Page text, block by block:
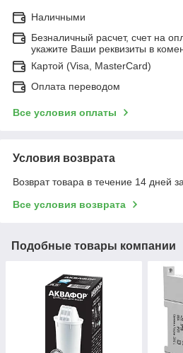
Наличными
Безналичный расчет, счет на
укажите Ваши реквизиты в
Картой (Visa, MasterCard)
Оплата переводом
Все условия оплаты
Условия возврата
Возврат товара в течение 14 дней
Все условия возврата
Подобные товары компании